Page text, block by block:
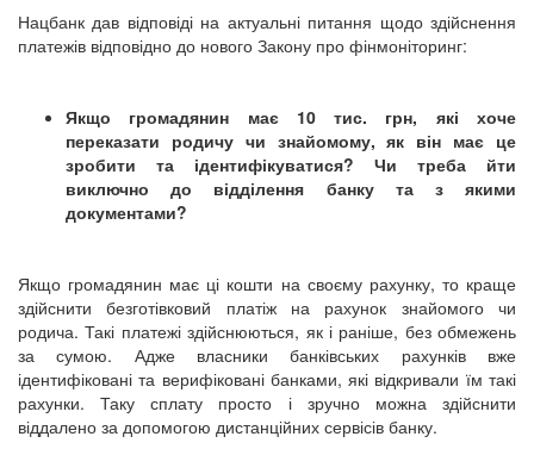
Нацбанк дав відповіді на актуальні питання щодо здійснення
платежів відповідно до нового Закону про фінмоніторинг:
Якщо громадянин має 10 тис. грн, які хоче
переказати родичу чи знайомому, як він має це
зробити та ідентифікуватися? Чи треба йти
виключно до відділення банку та з якими
документами?
Якщо громадянин має ці кошти на своєму рахунку, то краще
здійснити безготівковий платіж на рахунок знайомого чи
родича. Такі платежі здійснюються, як і раніше, без обмежень
за сумою. Адже власники банківських рахунків вже
ідентифіковані та верифіковані банками, які відкривали їм такі
рахунки. Таку сплату просто і зручно можна здійснити
віддалено за допомогою дистанційних сервісів банку.